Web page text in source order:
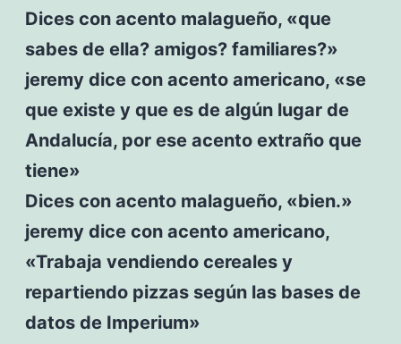
Dices con acento malagueño, «que
sabes de ella? amigos? familiares?»
jeremy dice con acento americano, «se
que existe y que es de algún lugar de
Andalucía, por ese acento extraño que
tiene»
Dices con acento malagueño, «bien.»
jeremy dice con acento americano,
«Trabaja vendiendo cereales y
repartiendo pizzas según las bases de
datos de Imperium»